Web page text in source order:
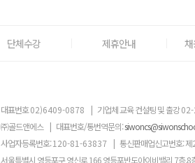
단체수강 제휴안내
대표번호02)6409-0878 | 기업체 교육 컨설팅 및 출강
㈜골드앤에스 | 대표번호/통번역문의:
사업자등록번호:120-81-63837 | 통신판매업신고번호: 제
서울특별시 영등포구 영신로 166 영등포반도아이비밸리 7층,8